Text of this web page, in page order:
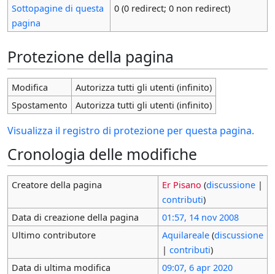
Sottopagine di questa
pagina
0 (0 redirect; 0 non redirect)
Protezione della pagina
Modifica
Autorizza tutti gli utenti (infinito)
Spostamento
Autorizza tutti gli utenti (infinito)
Visualizza il registro di protezione per questa pagina.
Cronologia delle modifiche
Creatore della pagina Er Pisano (discussione|
contributi)
Data di creazione della pagina
01:57, 14 nov 2008
Ultimo contributore
Aquilareale (discussione
| contributi)
Data di ultima modifica
09:07, 6 apr 2020